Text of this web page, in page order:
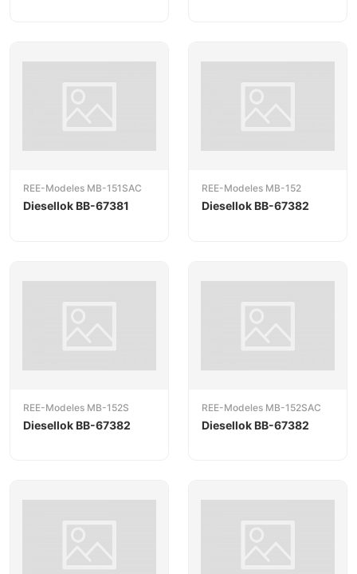
REE-Modeles MB-151SAC
Diesellok BB-67381
REE-Modeles MB-152
Diesellok BB-67382
REE-Modeles MB-152S
Diesellok BB-67382
REE-Modeles MB-152SAC
Diesellok BB-67382